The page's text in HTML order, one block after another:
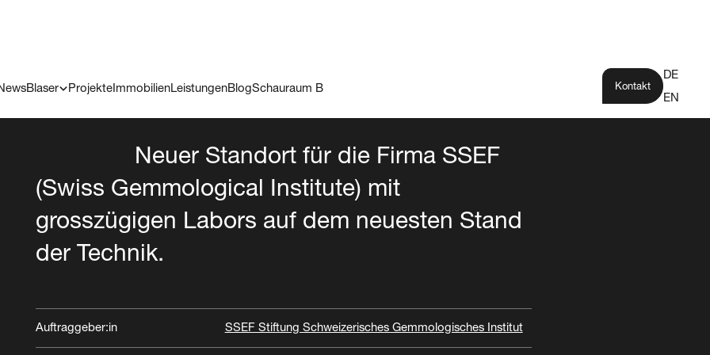
Blaser ProjekteImmobilienLeistungenBlogSchauraum B Kontakt
DE
EN
Stiftung
Basel Büro/Verwaltung
Neuer Standort für die Firma SSEF
(Swiss Gemmological Institute) mit
grosszügigen Labors auf dem neuesten Stand
der Technik.
Auftraggeber:in SSEF Stiftung Schweizerisches Gemmologisches Institut